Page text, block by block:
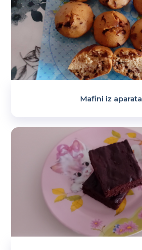
Mafini iz aparata